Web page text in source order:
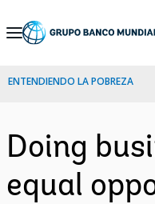
Skip
Navigation
ENTENDIENDO LA POBREZA
Doing
equal